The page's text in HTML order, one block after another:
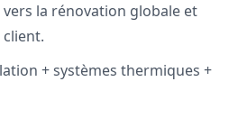
la rénovation globale et
client.
+ systèmes thermiques +